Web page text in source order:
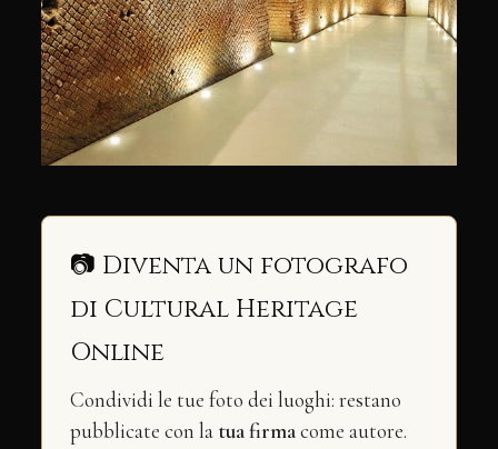
📷 Diventa un fotografo
di Cultural Heritage
Online
Condividi le tue foto dei luoghi: restano
pubblicate con la tua firmacome autore.